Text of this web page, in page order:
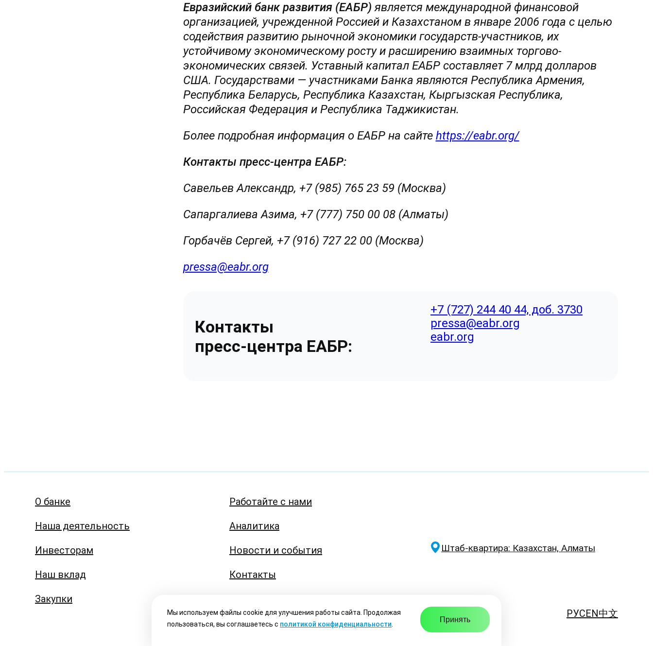
Евразийский банк развития (ЕАБР) является международной финансовой
организацией, учрежденной Россией и Казахстаном в январе 2006 года с целью
содействия развитию рыночной экономики государств-участников, их
устойчивому экономическому росту и расширению взаимных торгово-
экономических связей. Уставный капитал ЕАБР составляет 7 млрд долларов
США. Государствами — участниками Банка являются Республика Армения,
Республика Беларусь, Республика Казахстан, Кыргызская Республика,
Российская Федерация и Республика Таджикистан.
Более подробная информация о ЕАБР на сайте https://eabr.org/
Контакты пресс-центра ЕАБР:
Савельев Александр, +7 (985) 765 23 59 (Москва)
Сапаргалиева Азима, +7 (777) 750 00 08 (Алматы)
Горбачёв Сергей, +7 (916) 727 22 00 (Москва)
pressa@eabr.org
Контакты
пресс-центра ЕАБР:
+7 (727) 244 40 44, доб. 3730
pressa@eabr.org
eabr.org
О банке
Наша деятельность
Инвесторам
Наш вклад
Закупки
Работайте с нами
Аналитика
Новости и события
Контакты
Штаб-квартира: Казахстан, Алматы
info@eabr.org РУСEN中文
Мы используем файлы cookie для улучшения работы сайта. Продолжая
пользоваться, вы соглашаетесь с политикой конфиденциальности
Принять